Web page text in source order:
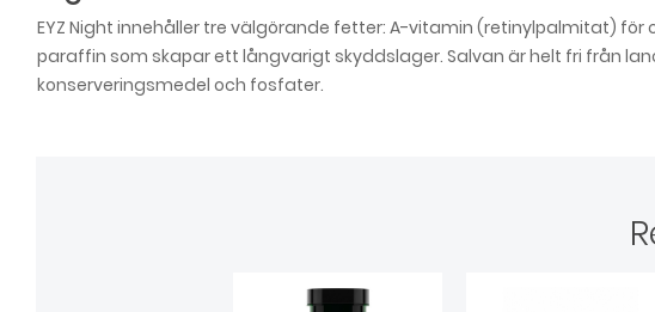
EYZ Night innehåller tre välgörande fetter: A-vitamin (retinylpalmitat)
paraffin som skapar ett långvarigt skyddslager. Salvan är helt fri från
konserveringsmedel och fosfater.